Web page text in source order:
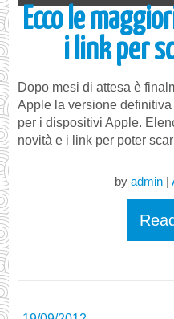
Ecco le
i link per
Dopo mesi di attesa è
Apple la versione
per i dispositivi Apple.
novità e i link per poter
byadmin |